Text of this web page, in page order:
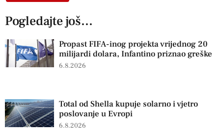
Pogledajte još...
Propast FIFA-inog projekta vrijednog 20
milijardi dolara, Infantino priznao greške
6.8.2026
Total od Shella kupuje solarno i vjetro
poslovanje u Evropi
6.8.2026